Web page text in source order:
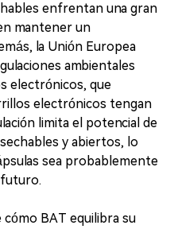
enfrentan una gran
mantener un
la Unión Europea
ambientales
electrónicos, que
electrónicos tengan
limita el potencial de
y abiertos, lo
sea probablemente
futuro.
BAT equilibra su